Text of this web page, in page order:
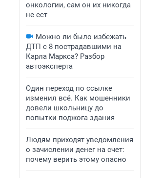
онкологии, сам он их никогда
не ест
Можно ли было избежать
ДТП с 8 пострадавшими на
Карла Маркса? Разбор
автоэксперта
Один переход по ссылке
изменил всё. Как мошенники
довели школьницу до
попытки поджога здания
Людям приходят уведомления
о зачислении денег на счет:
почему верить этому опасно